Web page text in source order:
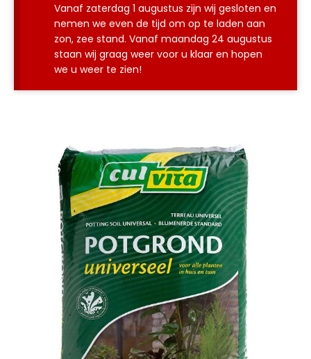
Vanaf zaterdag 1 augustus zijn wij gesloten en
nemen we even de tijd om op te laden aan
zon, zee stand. Vanaf maandag 24 augustus
staan wij graag weer voor u klaar en hopen
we u weer te zien!